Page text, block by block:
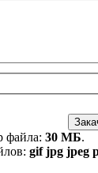
файла: 30 МБ.
gif jpg jpeg